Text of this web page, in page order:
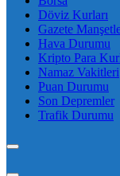
Döviz Kurları
Gazete
Hava Durumu
Kripto Para
Namaz Vakitleri
Puan Durumu
Son Depremler
Trafik Durumu